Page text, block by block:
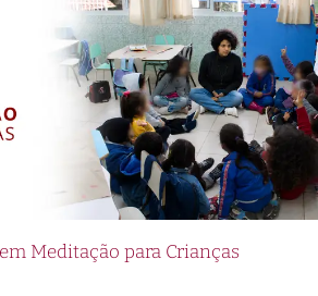
Meditação para Crianças